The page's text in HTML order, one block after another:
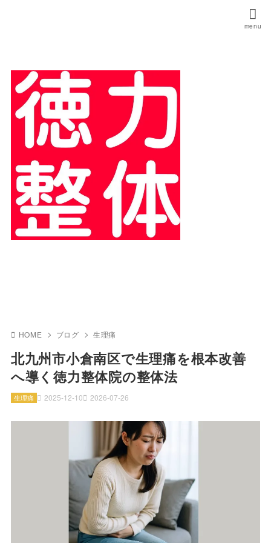
HOME ブログ 生理痛
北九州市小倉南区で生理痛を根本改善
へ導く徳力整体院の整体法
2025-12-10 2026-07-26
生理痛